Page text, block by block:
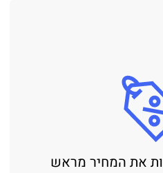
את המחיר מראש